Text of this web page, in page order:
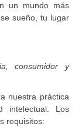
un mundo más
sueño, tu lugar
consumidor y
nuestra práctica
intelectual. Los
requisitos: